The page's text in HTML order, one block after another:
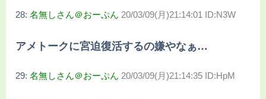
28: 名無しさん＠おーぷん 20/03/09(月)21:14:01 ID:N3W
アメトークに宮迫復活するの嫌やなぁ…
29: 名無しさん＠おーぷん 20/03/09(月)21:14:35 ID:HpM